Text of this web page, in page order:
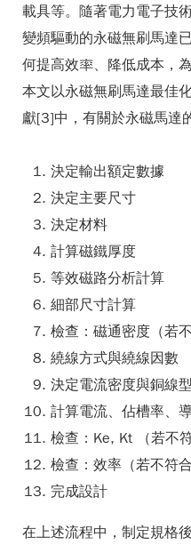
載具等。隨著電力電子技
變頻驅動的永磁無刷馬達
何提高效率、降低成本，
本文以永磁無刷馬達最佳
獻[3]中，有關於永磁馬達
決定輸出額定數據
決定主要尺寸
決定材料
計算磁鐵厚度
等效磁路分析計算
細部尺寸計算
檢查：磁通密度（若
繞線方式與繞線因數
決定電流密度與銅線
計算電流、佔槽率、
檢查：Ke, Kt （若不
檢查：效率（若不符
完成設計
在上述流程中，制定規格